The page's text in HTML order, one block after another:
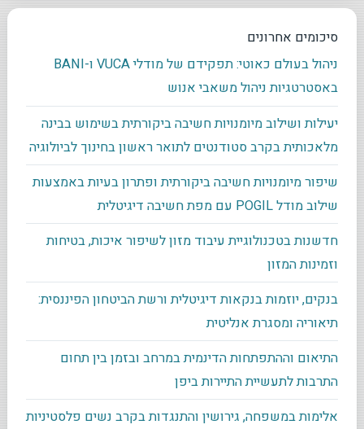
סיכומים אחרונים
ניהול בעולם כאוטי: תפקידם של מודלי VUCA ו-BANI
באסטרטגיות ניהול משאבי אנוש
יעילות ושילוב מיומנויות חשיבה ביקורתית בשימוש בבינה
מלאכותית בקרב סטודנטים לתואר ראשון בחינוך לביולוגיה
שיפור מיומנויות חשיבה ביקורתית ופתרון בעיות באמצעות
שילוב מודל POGIL עם מפת חשיבה דיגיטלית
חדשנות בטכנולוגיית עיבוד מזון לשיפור איכות, בטיחות
וזמינות המזון
בנקים, יוזמות בנקאות דיגיטלית ורשת הביטחון הפיננסית:
תיאוריה ומסגרת אנליטית
התיאום וההתפתחות הדינמית במרחב ובזמן בין תחום
התרבות לתעשיית התיירות ביפן
אלימות במשפחה, גירושין והתנגדות בקרב נשים פלסטיניות